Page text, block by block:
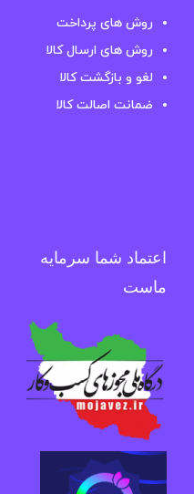
روش های پرداخت
روش های ارسال کالا
لغو و بازگشت کالا
ضمانت اصالت کالا
اعتماد شما سرمایه
ماست